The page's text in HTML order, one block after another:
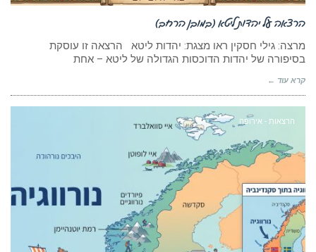
הרצאה על יהדות ליטא (במובן הרחב)
מרצה: גילי חסקין ראו מצגת: יהדות ליטא הרצאה זו עוסקת
בסיפורה של יהדות הדוכסות הגדולה של ליטא – אחת
קרא עוד ←
הרצאות - אירופה